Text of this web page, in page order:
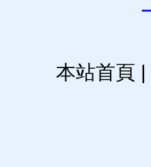
本站首頁 |